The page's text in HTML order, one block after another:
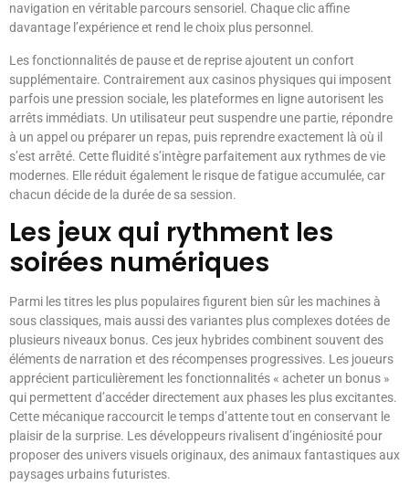
navigation en véritable parcours sensoriel. Chaque clic affine
davantage l’expérience et rend le choix plus personnel.
Les fonctionnalités de pause et de reprise ajoutent un confort
supplémentaire. Contrairement aux casinos physiques qui imposent
parfois une pression sociale, les plateformes en ligne autorisent les
arrêts immédiats. Un utilisateur peut suspendre une partie, répondre
à un appel ou préparer un repas, puis reprendre exactement là où il
s’est arrêté. Cette fluidité s’intègre parfaitement aux rythmes de vie
modernes. Elle réduit également le risque de fatigue accumulée, car
chacun décide de la durée de sa session.
Les jeux qui rythment les
soirées numériques
Parmi les titres les plus populaires figurent bien sûr les machines à
sous classiques, mais aussi des variantes plus complexes dotées de
plusieurs niveaux bonus. Ces jeux hybrides combinent souvent des
éléments de narration et des récompenses progressives. Les joueurs
apprécient particulièrement les fonctionnalités « acheter un bonus »
qui permettent d’accéder directement aux phases les plus excitantes.
Cette mécanique raccourcit le temps d’attente tout en conservant le
plaisir de la surprise. Les développeurs rivalisent d’ingéniosité pour
proposer des univers visuels originaux, des animaux fantastiques aux
paysages urbains futuristes.